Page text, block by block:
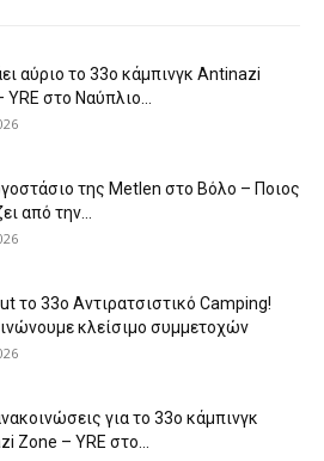
αύριο το 33ο κάμπινγκ Antinazi
YRE στο Ναύπλιο...
της Metlen στο Βόλο – Ποιος
από την...
το 33ο Αντιρατσιστικό Camping!
κλείσιμο συμμετοχών
για το 33ο κάμπινγκ
Zone – YRE στο...